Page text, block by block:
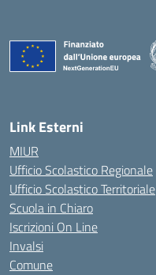
Link Esterni
MIUR
Ufficio Scolastico Regionale
Ufficio Scolastico Territoriale
Scuola in Chiaro
Iscrizioni On Line
Invalsi
Comune